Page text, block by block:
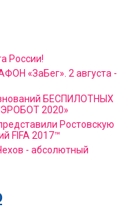
России!
«ЗаБег». 2 августа -
БЕСПИЛОТНЫХ
2020»
Ростовскую
FIFA 2017™
- абсолютный